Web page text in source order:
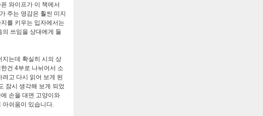
와이프가 이 책에서
주는 영감은 훨씬 미지
지를 키우는 입자에서는
쓰임을 상대에게 둘
지는데 확실히 시의 상
건 4부로 나뉘어서 소
고 다시 읽어 보게 된
잠시 생각해 보게 되었
손을 대면 고양이와
아쉬움이 있습니다.